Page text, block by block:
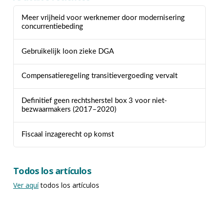
Meer vrijheid voor werknemer door modernisering
concurrentiebeding
Gebruikelijk loon zieke DGA
Compensatieregeling transitievergoeding vervalt
Definitief geen rechtsherstel box 3 voor niet-
bezwaarmakers (2017–2020)
Fiscaal inzagerecht op komst
Todos los artículos
Ver aquítodos los artículos